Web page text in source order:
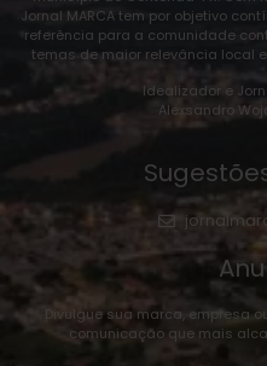
Jornal MARCA tem por objetivo
referência para a comunidade
temas de maior relevância local
Idealizador e
Alexsandro
Divulgue sua marca, empresa
comunicação que mais